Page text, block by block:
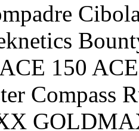
150
Compass